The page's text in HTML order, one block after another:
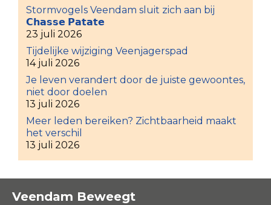
Stormvogels Veendam sluit zich aan bij
𝗖𝗵𝗮𝘀𝘀𝗲 𝗣𝗮𝘁𝗮𝘁𝗲
23 juli 2026
Tijdelijke wijziging Veenjagerspad
14 juli 2026
Je leven verandert door de juiste gewoontes,
niet door doelen
13 juli 2026
Meer leden bereiken? Zichtbaarheid maakt
het verschil
13 juli 2026
Veendam Beweegt